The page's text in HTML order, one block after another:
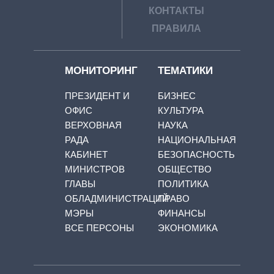
КОНТАКТЫ
ПРАВИЛА
МОНИТОРИНГ
ПРЕЗИДЕНТ И
ОФИС
ВЕРХОВНАЯ
РАДА
КАБИНЕТ
МИНИСТРОВ
ГЛАВЫ
ОБЛАДМИНИСТРАЦИЙ
МЭРЫ
ВСЕ ПЕРСОНЫ
ТЕМАТИКИ
БИЗНЕС
КУЛЬТУРА
НАУКА
НАЦИОНАЛЬНАЯ
БЕЗОПАСНОСТЬ
ОБЩЕСТВО
ПОЛИТИКА
ПРАВО
ФИНАНСЫ
ЭКОНОМИКА